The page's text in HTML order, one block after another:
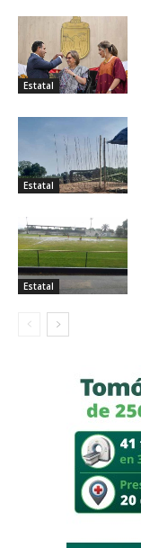
Estatal
Estatal
Estatal